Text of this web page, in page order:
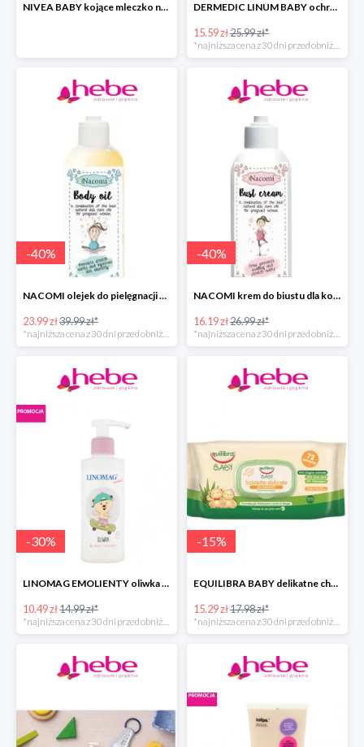
NIVEA BABY kojące mleczko nawilżające do ciała dla dzieci DERMEDIC LINUM BABY ochronny krem specjalny
15.59 zł25.99 zł*
*najniższa cena z 30 dni przed obniżką
-40%
NACOMI olejek do pielęgnacji skóry kobiet w ciąży
23.99 zł39.99 zł*
-40%
NACOMI krem do biustu dla kobiet w ciąży w super cenie
16.19 zł26.99 zł*
-30%
LINOMAG EMOLIENTY oliwka do ciała dla dzieci i niemowląt
10.49 zł14.99 zł*
*najniższa cena z 30 dni przed obniżką
-15%
EQUILIBRA BABY delikatne chusteczki oczyszczające
15.29 zł17.98 zł*
*najniższa cena z 30 dni przed obniżką